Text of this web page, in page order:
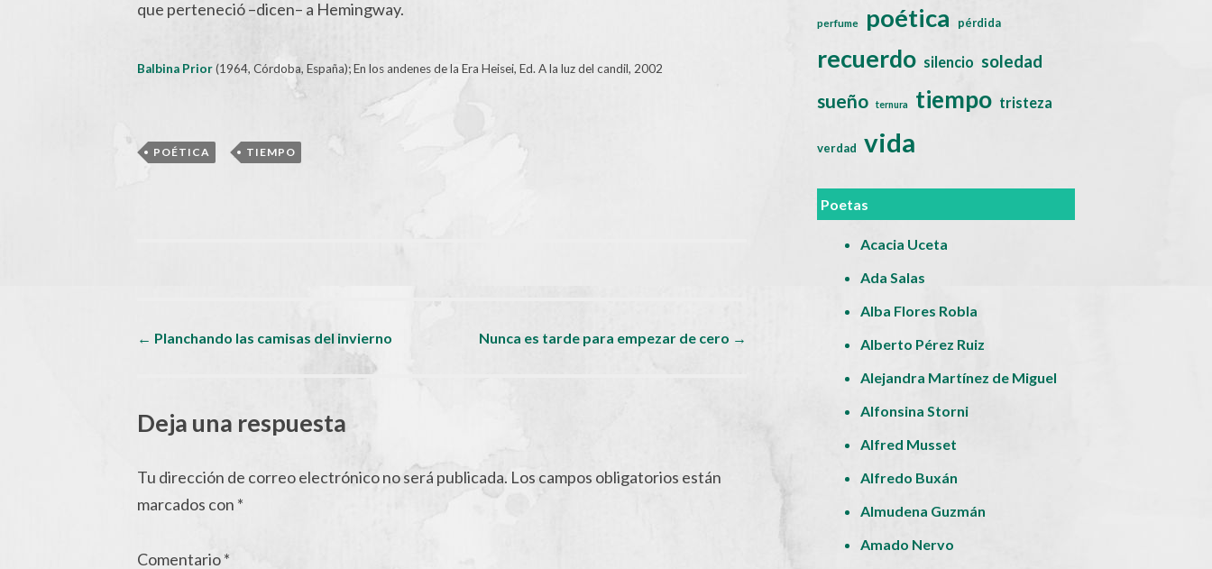
que perteneció –dicen– a Hemingway.
Balbina Prior(1964, Córdoba, España); En los andenes de la Era Heisei, Ed. A la luz del candil, 2002
POÉTICA , TIEMPO
Navegador
artículos
← Planchando las camisas del invierno Nunca es tarde para empezar de cero →
Deja una respuesta
Tu dirección de correo electrónico no será publicada. Los campos obligatorios están
marcados con *
Comentario*
perfume poética pérdida
recuerdo silencio soledad
sueño ternura tiempo tristeza
verdad vida
Poetas
Acacia Uceta
Ada Salas
Alba Flores Robla
Alberto Pérez Ruiz
Alejandra Martínez de Miguel
Alfonsina Storni
Alfred Musset
Alfredo Buxán
Almudena Guzmán
Amado Nervo